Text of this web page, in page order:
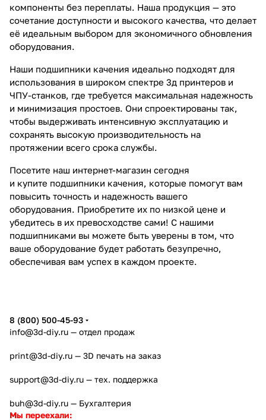
компоненты без переплаты. Наша продукция — это
сочетание доступности и высокого качества, что делает
её идеальным выбором для экономичного обновления
оборудования.
Наши подшипники качения идеально подходят для
использования в широком спектре 3д принтеров и
ЧПУ-станков, где требуется максимальная надежность
и минимизация простоев. Они спроектированы так,
чтобы выдерживать интенсивную эксплуатацию и
сохранять высокую производительность на
протяжении всего срока службы.
Посетите наш интернет-магазин сегодня
и купите подшипники качения, которые помогут вам
повысить точность и надежность вашего
оборудования. Приобретите их по низкой цене и
убедитесь в их превосходстве сами! С нашими
подшипниками вы можете быть уверены в том, что
ваше оборудование будет работать безупречно,
обеспечивая вам успех в каждом проекте.
8 (800) 500-45-93
info@3d-diy.ru — отдел продаж
print@3d-diy.ru — 3D печать на заказ
support@3d-diy.ru — тех. поддержка
buh@3d-diy.ru — Бухгалтерия
Мы переехали: